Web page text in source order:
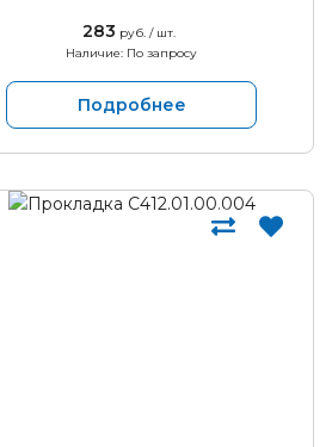
283 руб. / шт.
Наличие: По запросу
Подробнее